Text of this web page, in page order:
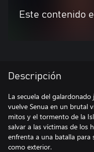
Este contenido
Descripción
La secuela del galardonado
vuelve Senua en un brutal
mitos y el tormento de la
salvar a las víctimas de los
enfrenta a una batalla
como exterior.